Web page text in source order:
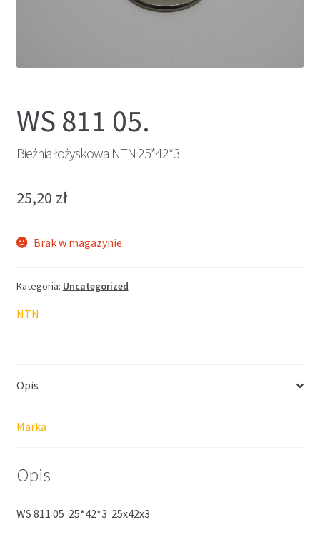
WS 811 05.
Bieżnia łożyskowa NTN 25*42*3
25,20 zł
Brak w magazynie
Kategoria: Uncategorized
NTN
Opis
Marka
Opis
WS 811 05 25*42*3 25x42x3